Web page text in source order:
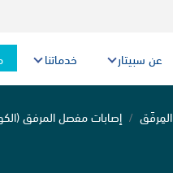
عن سبيتار خدماتنا
المِرفَق إصابات مفصل المرفق